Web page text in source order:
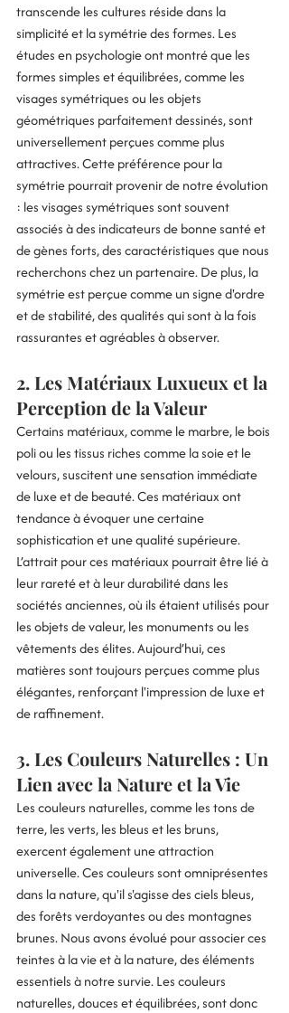
transcende les cultures réside dans la
simplicité et la symétrie des formes. Les
études en psychologie ont montré que les
formes simples et équilibrées, comme les
visages symétriques ou les objets
géométriques parfaitement dessinés, sont
universellement perçues comme plus
attractives. Cette préférence pour la
symétrie pourrait provenir de notre évolution
: les visages symétriques sont souvent
associés à des indicateurs de bonne santé et
de gènes forts, des caractéristiques que nous
recherchons chez un partenaire. De plus, la
symétrie est perçue comme un signe d'ordre
et de stabilité, des qualités qui sont à la fois
rassurantes et agréables à observer.
2. Les Matériaux Luxueux et la
Perception de la Valeur
Certains matériaux, comme le marbre, le bois
poli ou les tissus riches comme la soie et le
velours, suscitent une sensation immédiate
de luxe et de beauté. Ces matériaux ont
tendance à évoquer une certaine
sophistication et une qualité supérieure.
L’attrait pour ces matériaux pourrait être lié à
leur rareté et à leur durabilité dans les
sociétés anciennes, où ils étaient utilisés pour
les objets de valeur, les monuments ou les
vêtements des élites. Aujourd’hui, ces
matières sont toujours perçues comme plus
élégantes, renforçant l'impression de luxe et
de raffinement.
3. Les Couleurs Naturelles : Un
Lien avec la Nature et la Vie
Les couleurs naturelles, comme les tons de
terre, les verts, les bleus et les bruns,
exercent également une attraction
universelle. Ces couleurs sont omniprésentes
dans la nature, qu'il s'agisse des ciels bleus,
des forêts verdoyantes ou des montagnes
brunes. Nous avons évolué pour associer ces
teintes à la vie et à la nature, des éléments
essentiels à notre survie. Les couleurs
naturelles, douces et équilibrées, sont donc